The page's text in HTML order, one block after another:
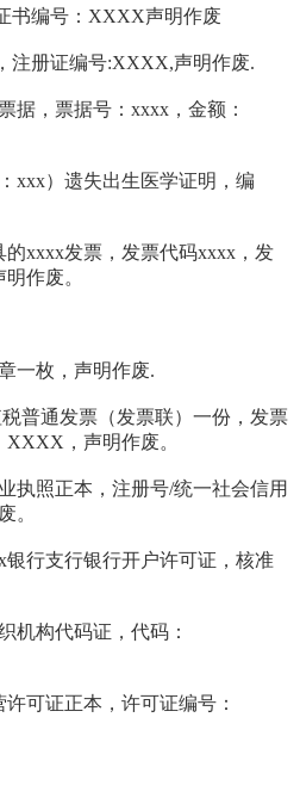
书编号：XXXX声明作废
注册证编号:XXXX,声明作废.
据，票据号：xxxx，金额：
xxx）遗失出生医学证明，编
xxxx发票，发票代码xxxx，发
作废。
一枚，声明作废.
普通发票（发票联）一份，发票
，声明作废。
执照正本，注册号/统一社会信用
。
行支行银行开户许可证，核准
机构代码证，代码：
可证正本，许可证编号：